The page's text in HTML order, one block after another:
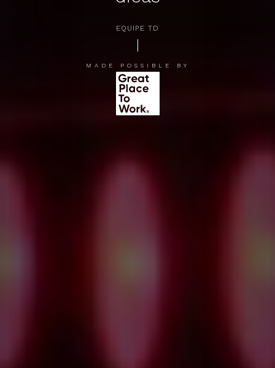
EQUIPE TD
MADE POSSIBLE BY